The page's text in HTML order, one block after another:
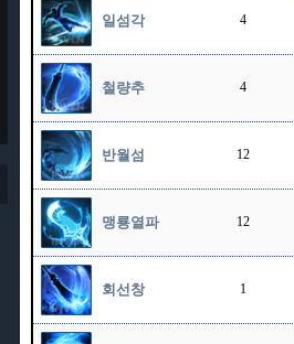
일섬각 4
철량추 4
반월섬 12
맹룡열파 12
회선창 1